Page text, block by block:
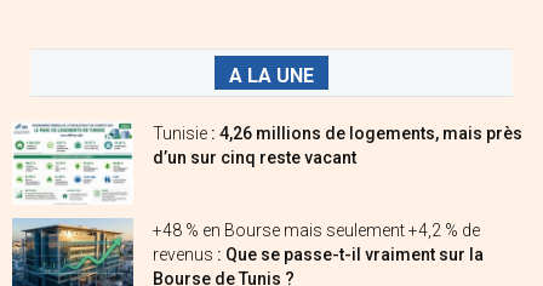
A LA UNE
Tunisie : 4,26 millions de logements, mais près
d’un sur cinq reste vacant
+48 % en Bourse mais seulement +4,2 % de
revenus : Que se passe-t-il vraiment sur la
Bourse de Tunis ?